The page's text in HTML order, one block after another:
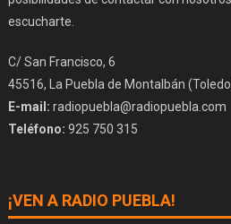
escucharte.
C/ San Francisco, 6
45516, La Puebla de Montalbán
E-mail: radiopuebla@radiopuebla.com
Teléfono: 925 750 315
¡VEN A RADIO PUEBLA!